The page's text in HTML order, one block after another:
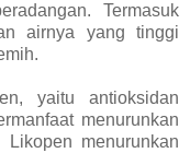
Termasuk
airnya yang tinggi
yaitu antioksidan
menurunkan
menurunkan